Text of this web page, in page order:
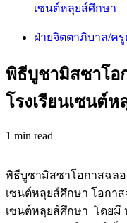
เซนต์หลุยส์ศึกษา
ฝ่ายจิตตาภิบาล/ค
พิธีบูชามิสซาโอ
โรงเรียนเซนต์
1 min read
พิธีบูชามิสซาโอกาสฉล
เซนต์หลุยส์ศึกษา โอกา
เซนต์หลุยส์ศึกษา โดยมี